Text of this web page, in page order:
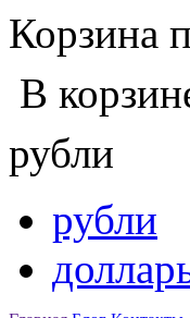
Корзина
В
рубли
рубли